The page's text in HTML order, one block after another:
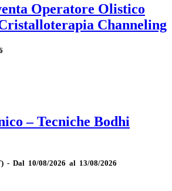
Operatore Olistico
Channeling
– Tecniche Bodhi
- Dal 10/08/2026 al 13/08/2026